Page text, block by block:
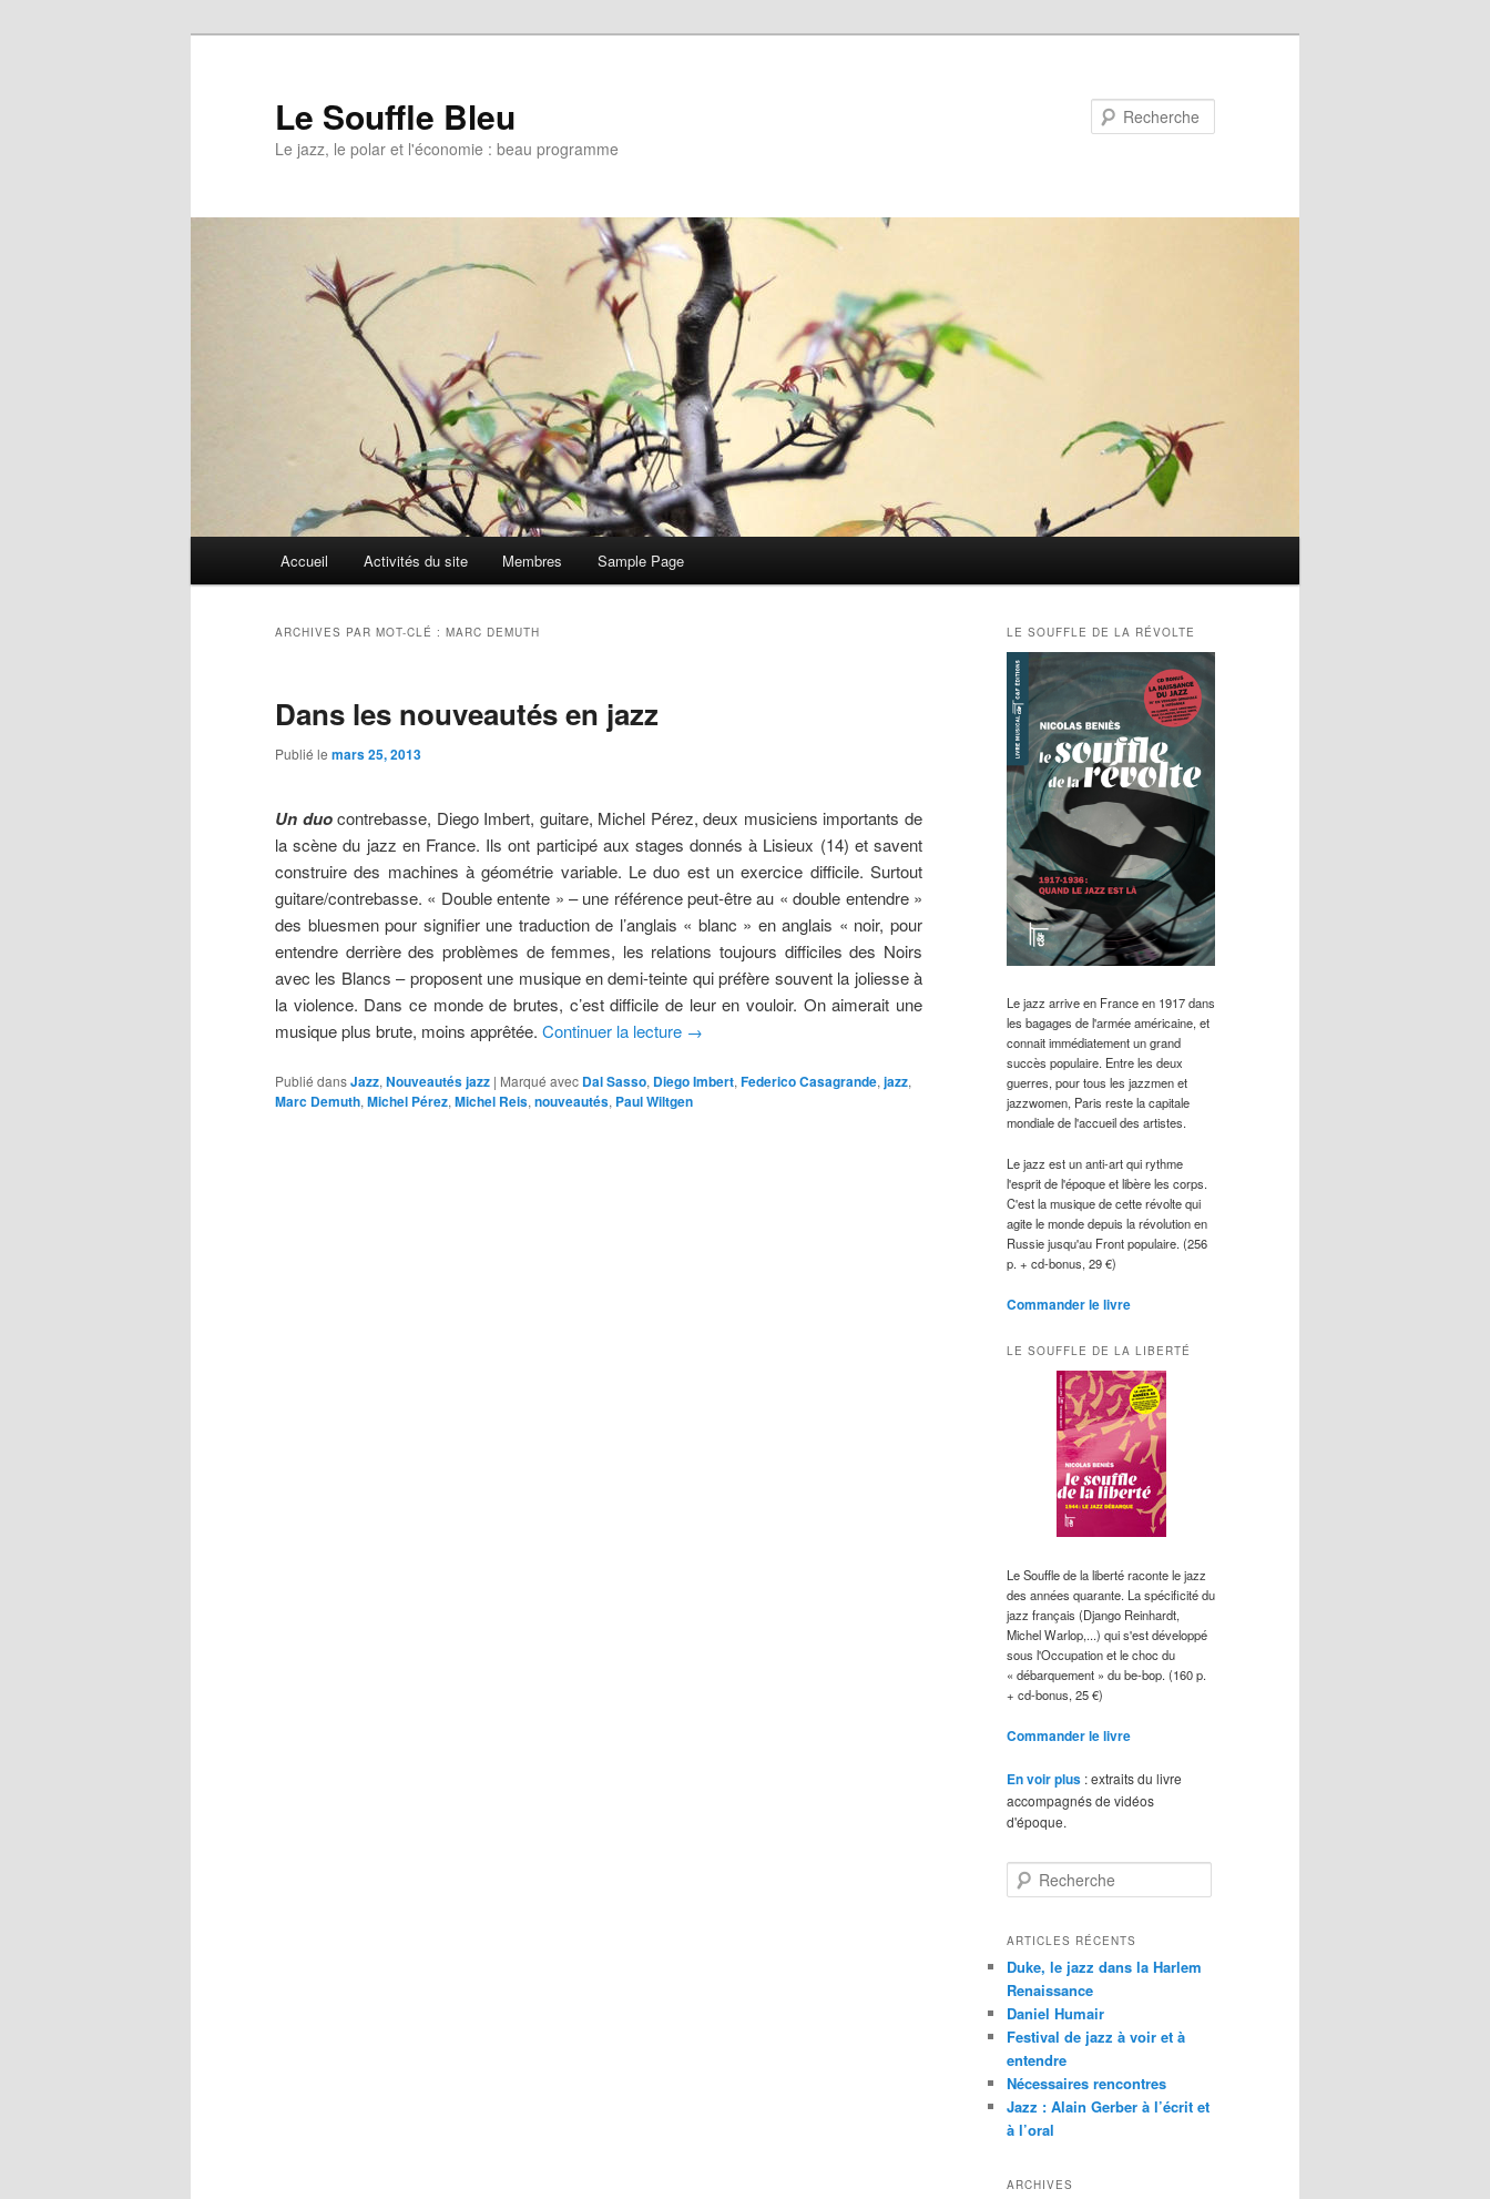
Le Souffle Bleu
Le jazz, le polar et l'économie : beau programme
Aller
principal
Aller
secondaire
Accueil Activités du site Membres Sample Page
ARCHIVES PAR MOT-CLÉ : MARC DEMUTH
Dans les nouveautés en jazz
Publié le mars 25, 2013
Un duocontrebasse, Diego Imbert, guitare, Michel Pérez, deux musiciens importants de
la scène du jazz en France. Ils ont participé aux stages donnés à Lisieux (14) et savent
construire des machines à géométrie variable. Le duo est un exercice difficile. Surtout
guitare/contrebasse. « Double entente » – une référence peut-être au « double entendre »
des bluesmen pour signifier une traduction de l’anglais « blanc » en anglais « noir, pour
entendre derrière des problèmes de femmes, les relations toujours difficiles des Noirs
avec les Blancs – proposent une musique en demi-teinte qui préfère souvent la joliesse à
la violence. Dans ce monde de brutes, c’est difficile de leur en vouloir. On aimerait une
musique plus brute, moins apprêtée. Continuer la lecture →
Publié dansJazz, Nouveautés jazz | Marqué avec Dal Sasso, Diego Imbert, Federico Casagrande, jazz,
Marc Demuth, Michel Pérez, Michel Reis, nouveautés, Paul Wiltgen
LE SOUFFLE DE LA RÉVOLTE
Le jazz arrive en France en 1917 dans
les bagages de l'armée américaine, et
connait immédiatement un grand
succès populaire. Entre les deux
guerres, pour tous les jazzmen et
jazzwomen, Paris reste la capitale
mondiale de l'accueil des artistes.
Le jazz est un anti-art qui rythme
l'esprit de l'époque et libère les corps.
C'est la musique de cette révolte qui
agite le monde depuis la révolution en
Russie jusqu'au Front populaire. (256
p. + cd-bonus, 29 €)
Commander le livre
LE SOUFFLE DE LA LIBERTÉ
Le Souffle de la liberté raconte le jazz
des années quarante. La spécificité du
jazz français (Django Reinhardt,
Michel Warlop,...) qui s'est développé
sous l'Occupation et le choc du
« débarquement » du be-bop. (160 p.
+ cd-bonus, 25 €)
Commander le livre
En voir plus : extraits du livre
accompagnés de vidéos
d'époque.
e
h
r
c
h
e
ARTICLES RÉCENTS
Duke, le jazz dans la Harlem
Renaissance
Daniel Humair
Festival de jazz à voir et à
entendre
Nécessaires rencontres
Jazz : Alain Gerber à l’écrit et
à l’oral
ARCHIVES